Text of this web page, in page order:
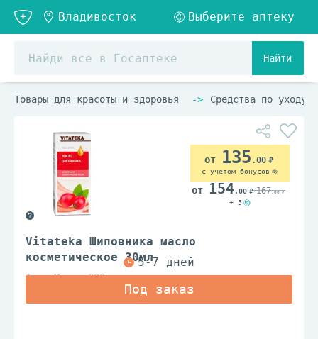
Найти
Товары для красоты и здоровья Средства по уходу
Vitateka Шиповника масло
косметическое 30мл
АромаМарка ООО
135 .00
с учетом бонусов
154.00 167.00
+ 5